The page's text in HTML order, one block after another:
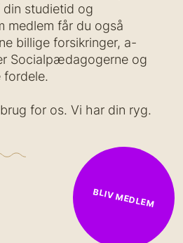
studietid og
medlem får du også
billige forsikringer, a-
Socialpædagogerne og
fordele.
for os. Vi har din ryg.
BLIV MEDLEM